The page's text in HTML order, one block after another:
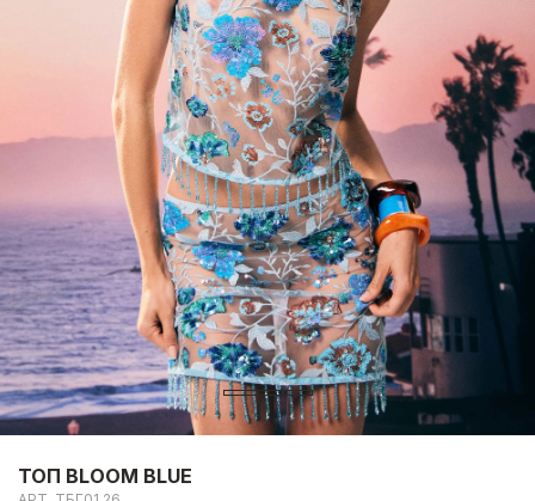
ТОП BLOOM BLUE